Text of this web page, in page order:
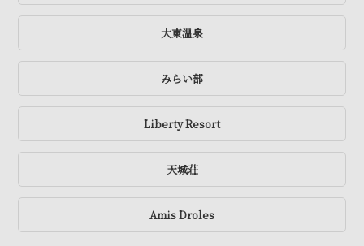
大東温泉
みらい部
Liberty Resort
天城荘
Amis Droles